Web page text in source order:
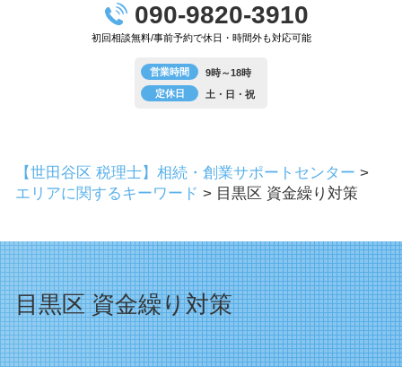
090-9820-3910
初回相談無料/事前予約で休日・時間外も対応可能
営業時間
9時～18時
定休日
土・日・祝
【世田谷区 税理士】相続・創業サポートセンター >
エリアに関するキーワード > 目黒区 資金繰り対策
目黒区 資金繰り対策